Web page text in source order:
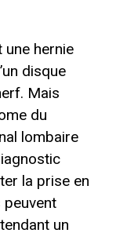
une hernie
disque
Mais
du
lombaire
la prise en
peuvent
un